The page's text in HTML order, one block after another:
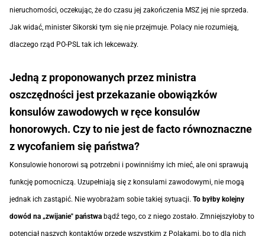
nieruchomości, oczekując, że do czasu jej zakończenia MSZ jej nie sprzeda.
Jak widać, minister Sikorski tym się nie przejmuje. Polacy nie rozumieją,
dlaczego rząd PO-PSL tak ich lekceważy.
Jedną z proponowanych przez ministra
oszczędności jest przekazanie obowiązków
konsulów zawodowych w ręce konsulów
honorowych. Czy to nie jest de facto równoznaczne
z wycofaniem się państwa?
Konsulowie honorowi są potrzebni i powinniśmy ich mieć, ale oni sprawują
funkcję pomocniczą. Uzupełniają się z konsulami zawodowymi, nie mogą
jednak ich zastąpić. Nie wyobrażam sobie takiej sytuacji. To byłby kolejny
dowód na „zwijanie" państwa bądź tego, co z niego zostało. Zmniejszyłoby to
potencjał naszych kontaktów przede wszystkim z Polakami, bo to dla nich